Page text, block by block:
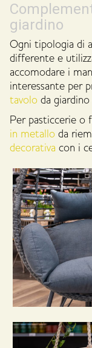
giardino
Ogni tipologia di
differente e
accomodare i
interessante per
tavolo da
Per pasticcerie o
in metallo da
decorativa con i